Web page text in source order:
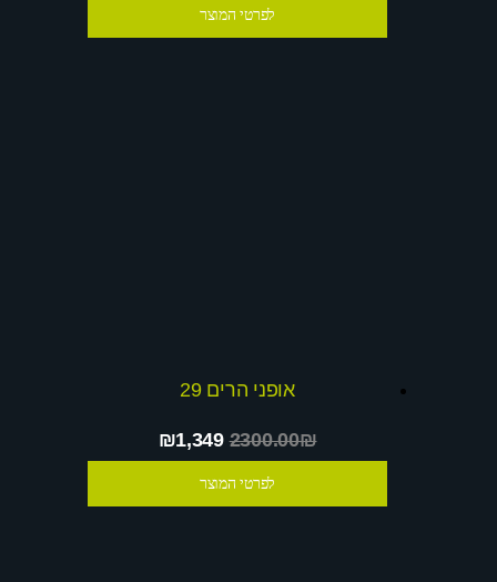
לפרטי המוצר
אופני הרים 29
₪1,3492300.00₪
לפרטי המוצר